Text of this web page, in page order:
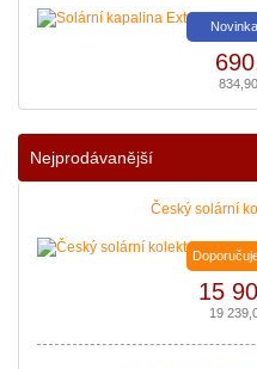
|více zde ..
Novinka
Nejprodávanější
Český solární
15
19